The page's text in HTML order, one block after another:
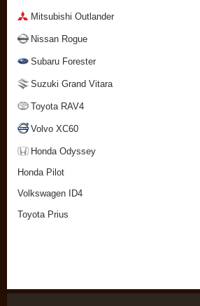
Mitsubishi Outlander
Nissan Rogue
Subaru Forester
Suzuki Grand Vitara
Toyota RAV4
Volvo XC60
Honda Odyssey
Honda Pilot
Volkswagen ID4
Toyota Prius